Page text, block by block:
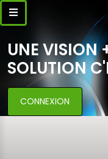
UNE VISION
SOLUTION
CONNEXION